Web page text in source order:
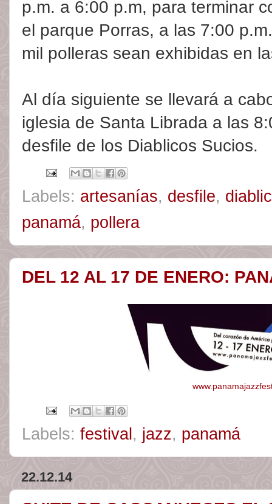
p.m. a 6:00 p.m, para terminar
el parque Porras, a las 7:00
mil polleras sean exhibidas en
Al día siguiente se llevará a
iglesia de Santa Librada a las
desfile de los Diablicos Sucios.
Labels: artesanías, desfile,
panamá, pollera
DEL 12 AL 17 DE ENERO:
Labels: festival , jazz, panamá
22.12.14